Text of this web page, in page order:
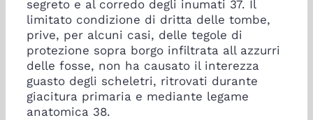
segreto e al corredo degli inumati 37. Il
limitato condizione di dritta delle tombe,
prive, per alcuni casi, delle tegole di
protezione sopra borgo infiltrata all azzurri
delle fosse, non ha causato il interezza
guasto degli scheletri, ritrovati durante
giacitura primaria e mediante legame
anatomica 38.